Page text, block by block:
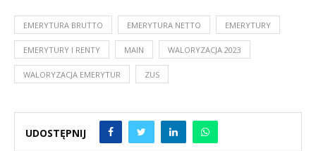
EMERYTURA BRUTTO EMERYTURA NETTO EMERYTURY
EMERYTURY I RENTY MAIN WALORYZACJA 2023
WALORYZACJA EMERYTUR ZUS
UDOSTĘPNIJ